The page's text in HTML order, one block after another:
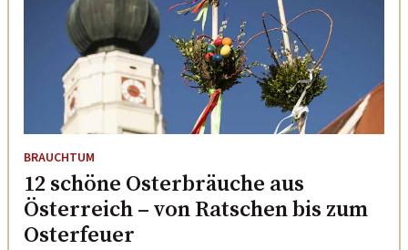
BRAUCHTUM
12 schöne Osterbräuche aus
Österreich – von Ratschen bis zum
Osterfeuer